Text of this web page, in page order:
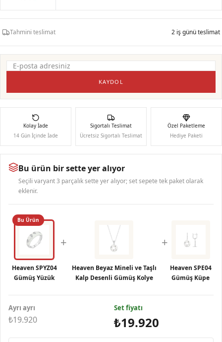
Tahmini teslimat 2 iş günü teslimat
KAYDOL
Kolay İade
14 Gün İçinde İade
Sigortalı Teslimat
Ücretsiz Sigortalı Teslimat
Özel Paketleme
Hediye Paketi
Bu ürün bir sette yer alıyor
Seçili varyant 3 parçalık sette yer alıyor; set sepete tek paket olarak
eklenir.
Bu Ürün
Heaven SPYZ04
Gümüş Yüzük
+
Heaven Beyaz Mineli ve Taşlı
Kalp Desenli Gümüş Kolye
+
Heaven SPE04
Gümüş Küpe
Ayrı ayrı
₺19.920
Set fiyatı
₺19.920